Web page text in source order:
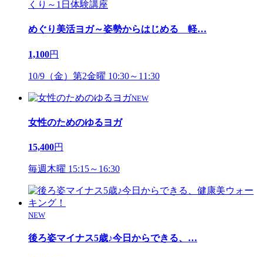
めぐり美活ヨガ～姿勢からはじめる 軽…
1,100円
10/9（金）第2金曜 10:30～11:30
NEW
女性のためのゆるヨガ
15,400円
毎週木曜 15:15～16:30
NEW
後ろ姿マイナス5歳♪今日からできる、 …